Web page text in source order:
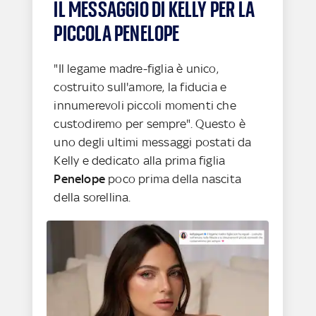
IL MESSAGGIO DI KELLY PER LA
PICCOLA PENELOPE
"Il legame madre-figlia è unico,
costruito sull'amore, la fiducia e
innumerevoli piccoli momenti che
custodiremo per sempre". Questo è
uno degli ultimi messaggi postati da
Kelly e dedicato alla prima figlia
Penelope poco prima della nascita
della sorellina.